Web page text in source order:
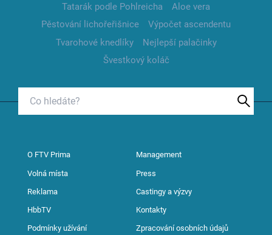
Tatarák podle Pohlreicha
Aloe vera
Pěstování lichořeřišnice
Výpočet ascendentu
Tvarohové knedlíky
Nejlepší palačinky
Švestkový koláč
O FTV Prima Management
Volná místa Press
Reklama Castingy a výzvy
HbbTV Kontakty
Podmínky užívání Zpracování osobních údajů